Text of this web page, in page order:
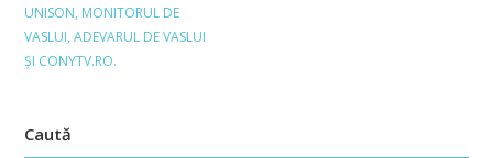
UNISON, MONITORUL DE
VASLUI, ADEVARUL DE VASLUI
ŞI CONYTV.RO.
Caută